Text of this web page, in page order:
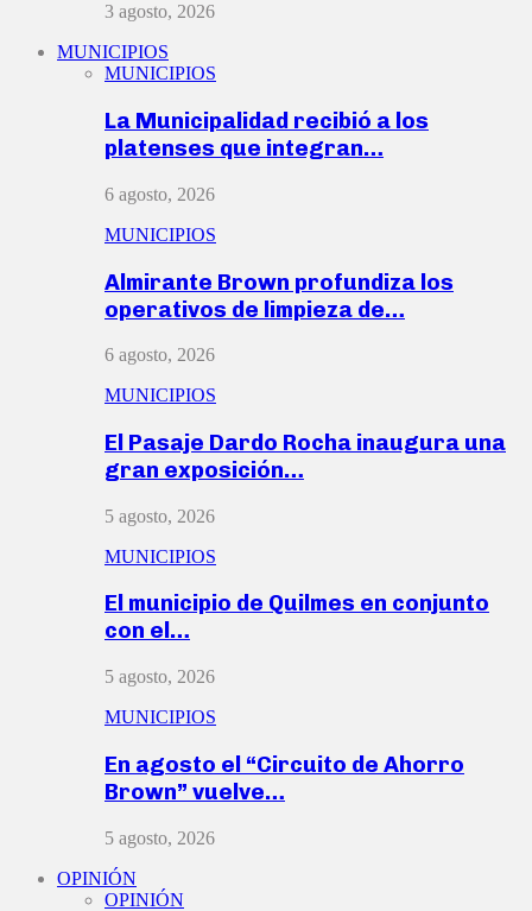
3 agosto, 2026
MUNICIPIOS
MUNICIPIOS
La Municipalidad recibió a los
platenses que integran…
6 agosto, 2026
MUNICIPIOS
Almirante Brown profundiza los
operativos de limpieza de…
6 agosto, 2026
MUNICIPIOS
El Pasaje Dardo Rocha inaugura una
gran exposición…
5 agosto, 2026
MUNICIPIOS
El municipio de Quilmes en conjunto
con el…
5 agosto, 2026
MUNICIPIOS
En agosto el “Circuito de Ahorro
Brown” vuelve…
5 agosto, 2026
OPINIÓN
OPINIÓN